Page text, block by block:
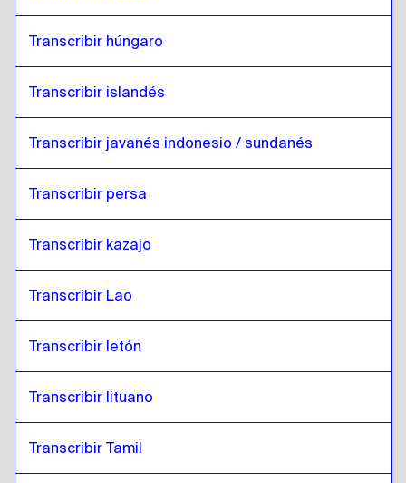
Transcribir húngaro
Transcribir islandés
Transcribir javanés indonesio / sundanés
Transcribir persa
Transcribir kazajo
Transcribir Lao
Transcribir letón
Transcribir lituano
Transcribir Tamil